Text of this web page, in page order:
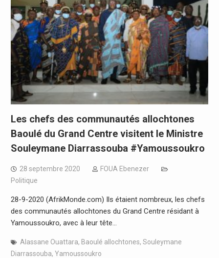
Les chefs des communautés allochtones
Baoulé du Grand Centre visitent le Ministre
Souleymane Diarrassouba #Yamoussoukro
28 septembre 2020
FOUA Ebenezer
Politique
28-9-2020 (AfrikMonde.com) Ils étaient nombreux, les chefs
des communautés allochtones du Grand Centre résidant à
Yamoussoukro, avec à leur tête…
Alassane Ouattara, Baoulé allochtones, Souleymane
Diarrassouba, Yamoussoukro